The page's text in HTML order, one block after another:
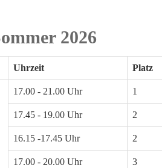
2026
Uhrzeit Platz
17.00 - 21.00 Uhr 1
17.45 - 19.00 Uhr 2
16.15 -17.45 Uhr 2
17.00 - 20.00 Uhr 3